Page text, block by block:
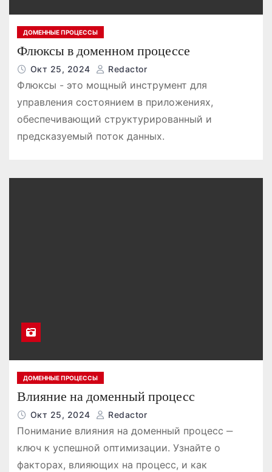
ДОМЕННЫЕ ПРОЦЕССЫ
Флюксы в доменном процессе
Окт 25, 2024 Redactor
Флюксы - это мощный инструмент для
управления состоянием в приложениях,
обеспечивающий структурированный и
предсказуемый поток данных.
ДОМЕННЫЕ ПРОЦЕССЫ
Влияние на доменный процесс
Окт 25, 2024 Redactor
Понимание влияния на доменный процесс ‒
ключ к успешной оптимизации. Узнайте о
факторах, влияющих на процесс, и как